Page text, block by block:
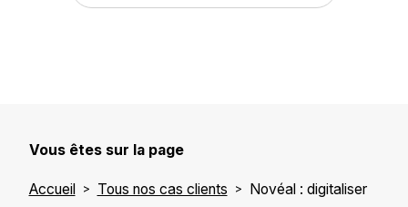
Vous êtes sur la page
Accueil Tous nos cas clients
Novéal : digitaliser